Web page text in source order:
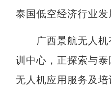
泰国低空经济行业发
广西景航无人机有
训中心，正探索与
无人机应用服务及培